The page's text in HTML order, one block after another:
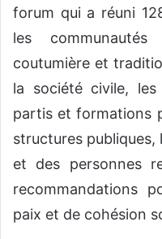
forum qui a réuni
les
coutumière et
la société civile,
partis et formations
structures
et des personnes
recommandations
paix et de cohésion